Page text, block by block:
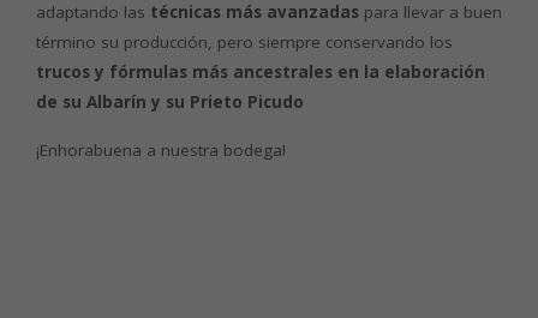
adaptando las técnicas más avanzadas para llevar a buen
término su producción, pero siempre conservando los
trucos y fórmulas más ancestrales en la elaboración
de su Albarín y su Prieto Picudo
¡Enhorabuena a nuestra bodega!